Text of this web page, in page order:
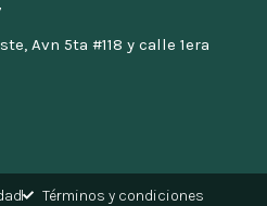
Avn 5ta #118 y calle 1era
Términos y condiciones